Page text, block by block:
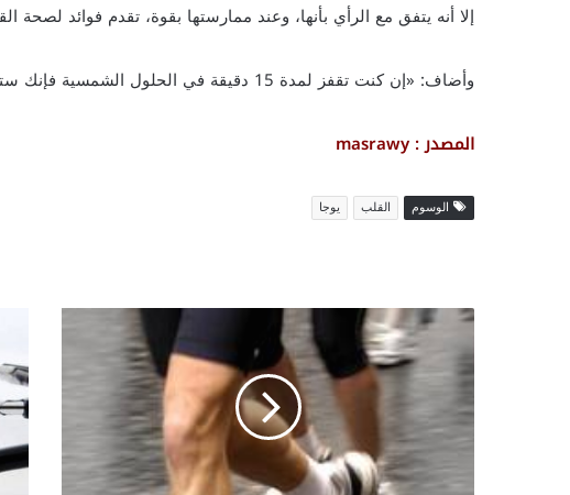
إلا أنه يتفق مع الرأي بأنها، وعند ممارستها بقوة، تقدم فوائد لصحة
وأضاف: «إن كنت تقفز لمدة 15 دقيقة في الحلول الشمسية فإنك ستحصل على تمارين آيروبيكية بالتأكيد».
المصدر : masrawy
الوسوم القلب يوجا
ا
ل
م
ى
م
ش
ي
ع